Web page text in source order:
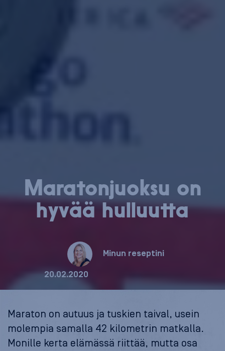
Ma­ra­ton­juok­su on
hyvää hulluutta
Minun reseptini
20.02.2020
Maraton on autuus ja tuskien taival, usein
molempia samalla 42 kilometrin matkalla.
Monille kerta elämässä riittää, mutta osa